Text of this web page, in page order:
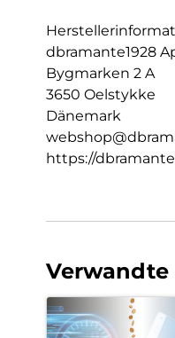
dbramante1928
Bygmarken 2 A
3650 Oelstykke
Dänemark
https://
Verwandte